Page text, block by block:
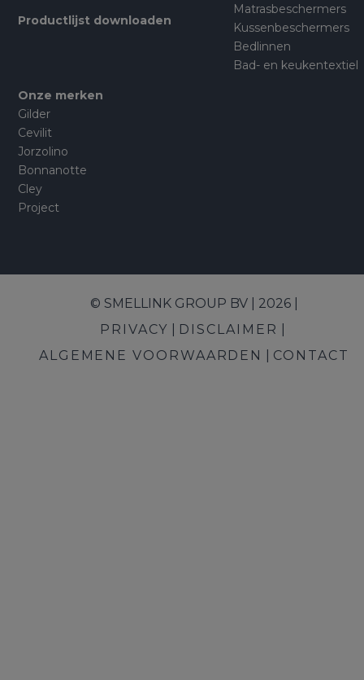
Productlijst downloaden
Matrasbeschermers
Kussenbeschermers
Bedlinnen
Bad- en keukentextiel
Onze merken
Gilder
Cevilit
Jorzolino
Bonnanotte
Cley
Project
© SMELLINK GROUP BV | 2026 |
PRIVACY
DISCLAIMER
ALGEMENE VOORWAARDEN
CONTACT